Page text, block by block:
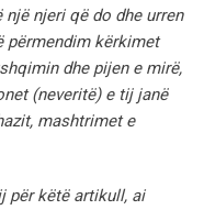
njeri që do dhe urren
përmendim kërkimet
dhe pijen e mirë,
(neveritë) e tij janë
mashtrimet e
për këtë artikull, ai